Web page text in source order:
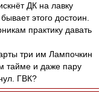
ДК на лавку
этого достоин.
практику давать
три им Лампочкин
тайме и даже пару
ГВК?